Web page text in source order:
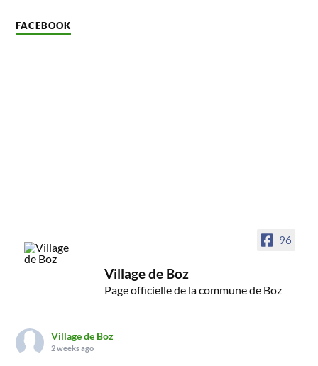
FACEBOOK
96
Village de Boz
Page officielle de la commune de Boz
Village de Boz
2 weeks ago